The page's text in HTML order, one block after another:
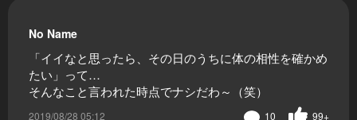
No Name
「イイなと思ったら、その日のうちに体の相性を確かめ
たい」って…
そんなこと言われた時点でナシだわ～（笑）
2019/08/28 05:12 99+
10